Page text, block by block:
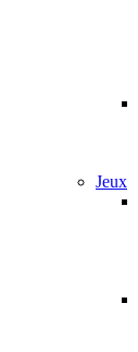
Jeux